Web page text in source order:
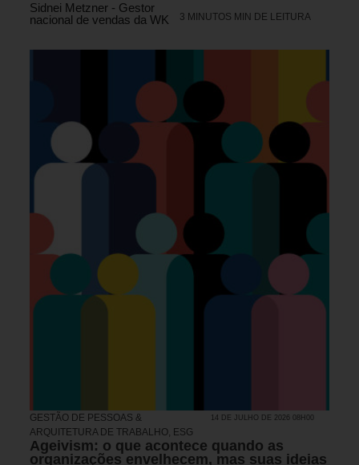
Sidnei Metzner - Gestor
nacional de vendas da WK
3 MINUTOS MIN DE LEITURA
GESTÃO DE PESSOAS &
ARQUITETURA DE TRABALHO, ESG
14 DE JULHO DE 2026 08H00
Ageivism: o que acontece quando as
organizações envelhecem, mas suas ideias